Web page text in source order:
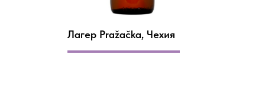
Лагер Pražačka, Чехия